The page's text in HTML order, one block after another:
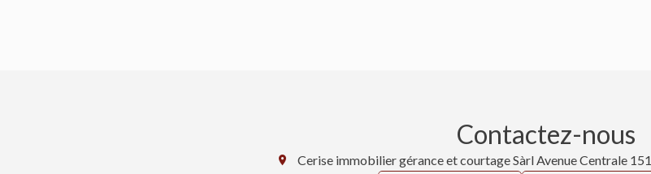
Contactez-nous
Cerise immobilier gérance et courtage SàrlAvenue Centrale 151